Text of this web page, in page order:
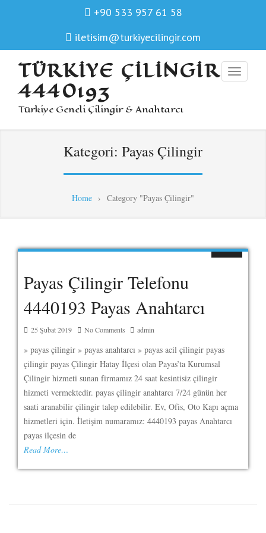
+90 533 957 61 58
iletisim@turkiyecilingir.com
TÜRKIYE ÇILINGIR
4440193
Türkiye Geneli Çilingir & Anahtarcı
Kategori: Payas Çilingir
Home › Category "Payas Çilingir"
Payas Çilingir Telefonu
4440193 Payas Anahtarcı
25 Şubat 2019 No Comments admin
» payas çilingir » payas anahtarcı » payas acil çilingir payas
çilingir payas Çilingir Hatay İlçesi olan Payas’ta Kurumsal
Çilingir hizmeti sunan firmamız 24 saat kesintisiz çilingir
hizmeti vermektedir. payas çilingir anahtarcı 7/24 günün her
saati aranabilir çilingir talep edilebilir. Ev, Ofis, Oto Kapı açma
hizmetleri için. İletişim numaramız: 4440193 payas Anahtarcı
payas ilçesin de
Read More…